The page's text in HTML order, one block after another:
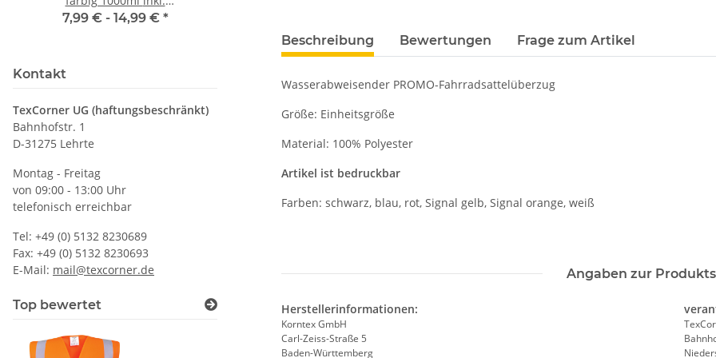
Beschreibung Bewertungen Frage zum Artikel
Wasserabweisender PROMO-Fahrradsattelüberzug
Größe: Einheitsgröße
Material: 100% Polyester
Artikel ist bedruckbar
Farben: schwarz, blau, rot, Signal gelb, Signal orange, weiß
Angaben zur
Herstellerinformationen:
Korntex GmbH
Carl-Zeiss-Straße 5
Baden-Württemberg
Wunschnamen
7,99 € - 14,99 € *
Druckposition CMYK
Kontakt
TexCorner UG (haftungsbeschränkt)
Bahnhofstr. 1
D-31275 Lehrte
Montag - Freitag
von 09:00 - 13:00 Uhr
telefonisch erreichbar
Tel: +49 (0) 5132 8230689
Fax: +49 (0) 5132 8230693
E-Mail: mail@texcorner.de
Top bewertet